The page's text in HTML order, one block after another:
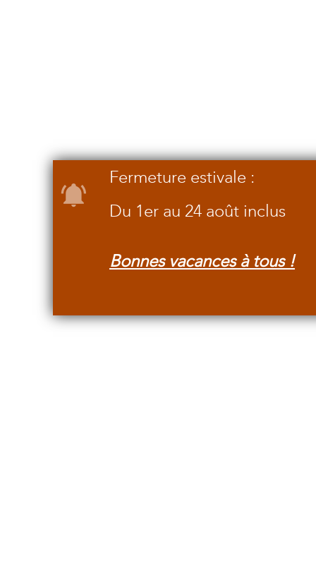
Fermeture estivale :
Du 1er au 24 août inclus
Bonnes vacances à tous !